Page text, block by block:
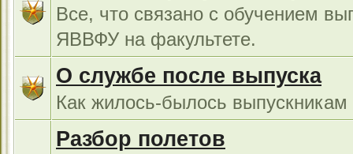
Все, что связано с обучением
ЯВВФУ на факультете.
О службе после выпуска
Как жилось-былось выпускникам
Разбор полетов